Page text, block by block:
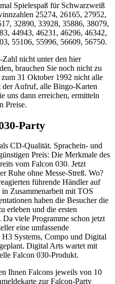
Spielespaß für Schwarzweiß
25274, 26165, 27952,
32890, 33928, 35886, 38079,
44943, 46231, 46296, 46342,
55106, 55996, 56609, 56750.
nicht unter den hier
brauchen Sie noch nicht zu
31 Oktober 1992 nicht alle
der Aufruf, alle Bingo-Karten
uns dann erreichen, ermitteln
Preise.
Party
CD-Qualität. Sprachein- und
Preis: Die Merkmale des
vom Falcon 030. Jetzt
Ruhe ohne Messe-Streß. Wo?
führende Händler auf
Zusammenarbeit mit TOS
haben die Besucher die
erleben und die ersten
Da viele Programme schon jetzt
eine umfassende
Systems, Compo und Digital
Digital Arts wartet mit
Falcon 030-Produkt.
Ihnen Falcons jeweils von 10
zur Falcon-Party